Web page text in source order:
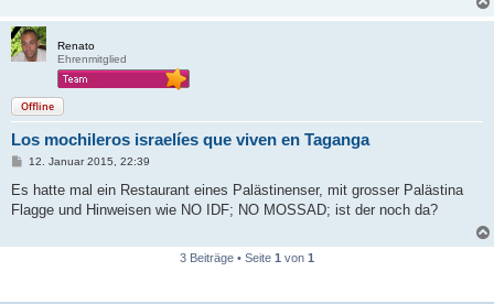
Renato
Ehrenmitglied
Offline
Los mochileros israelíes que viven en Taganga
B
i
r
12. Januar 2015, 22:39
Es hatte mal ein Restaurant eines Palästinenser, mit grosser Palästina
Flagge und Hinweisen wie NO IDF; NO MOSSAD; ist der noch da?
3 Beiträge • Seite 1 von 1